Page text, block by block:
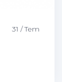
31 / Tem